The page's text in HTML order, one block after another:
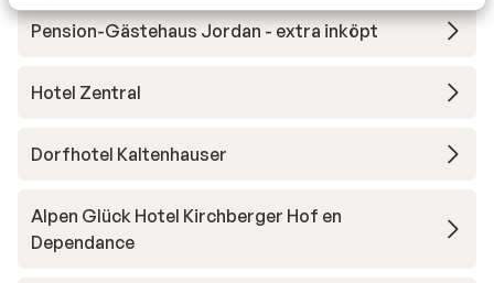
Pension-Gästehaus Jordan - extra inköpt
Hotel Zentral
Dorfhotel Kaltenhauser
Alpen Glück Hotel Kirchberger Hof en
Dependance